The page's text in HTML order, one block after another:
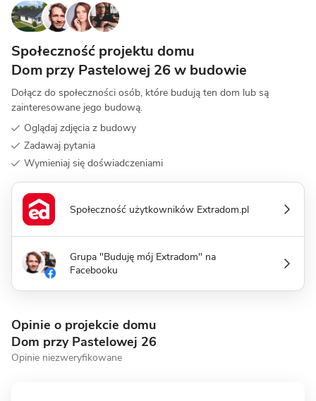
Społeczność projektu domu
Dom przy Pastelowej 26 w budowie
Dołącz do społeczności osób, które budują ten dom lub są
zainteresowane jego budową.
Oglądaj zdjęcia z budowy
Zadawaj pytania
Wymieniaj się doświadczeniami
Społeczność użytkowników Extradom.pl
Grupa "Buduję mój Extradom" na
Facebooku
Opinie o projekcie domu
Dom przy Pastelowej 26
Opinie niezweryfikowane